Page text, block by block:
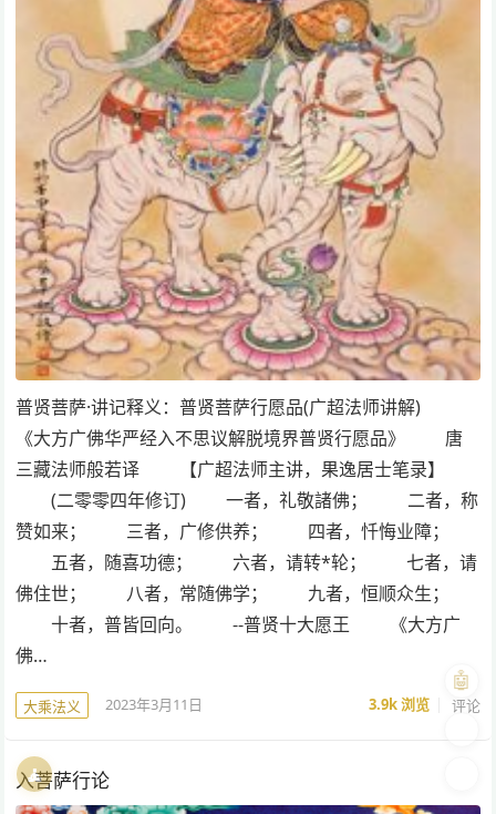
普贤菩萨·讲记释义：普贤菩萨行愿品(广超法师讲解)
《大方广佛华严经入不思议解脱境界普贤行愿品》 唐
三藏法师般若译 【广超法师主讲，果逸居士笔录】
(二零零四年修订) 一者，礼敬諸佛； 二者，称
赞如来； 三者，广修供养； 四者，忏悔业障；
五者，随喜功德； 六者，请转*轮； 七者，请
佛住世； 八者，常随佛学； 九者，恒顺众生；
十者，普皆回向。 --普贤十大愿王 《大方广
佛…
大乘法义 2023年3月11日 3.9k浏览 评论
入菩萨行论
🧘
🤖